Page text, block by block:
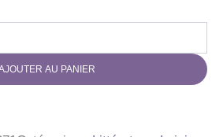
AU PANIER